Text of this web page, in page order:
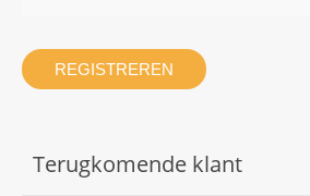
REGISTREREN
Terugkomende klant